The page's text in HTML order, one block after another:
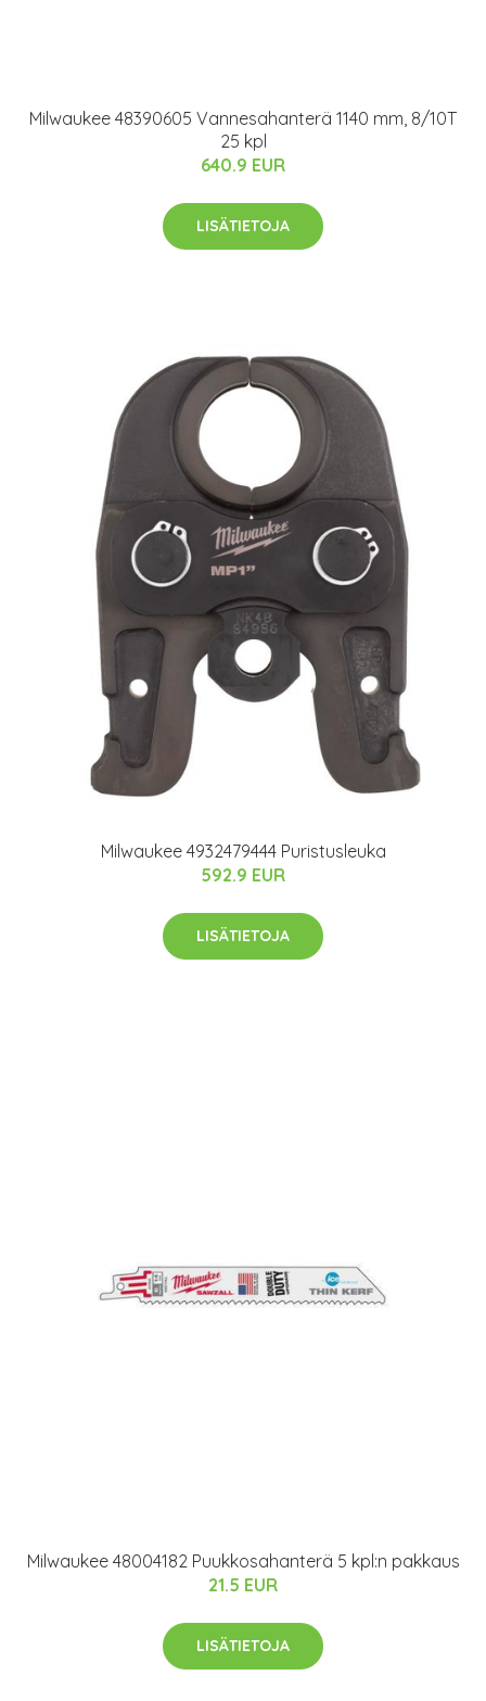
Milwaukee 48390605 Vannesahanterä 1140 mm, 8/10T
25 kpl
640.9 EUR
LISÄTIETOJA
Milwaukee 4932479444 Puristusleuka
592.9 EUR
LISÄTIETOJA
Milwaukee 48004182 Puukkosahanterä 5 kpl:n pakkaus
21.5 EUR
LISÄTIETOJA